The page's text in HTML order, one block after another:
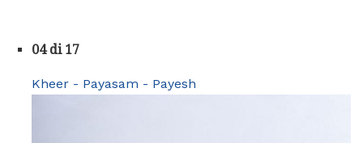
04 di 17
Kheer - Payasam - Payesh